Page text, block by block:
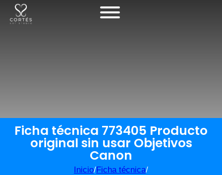
Ficha técnica 773405 Producto
original sin usar Objetivos
Canon
Inicio/Ficha técnica/